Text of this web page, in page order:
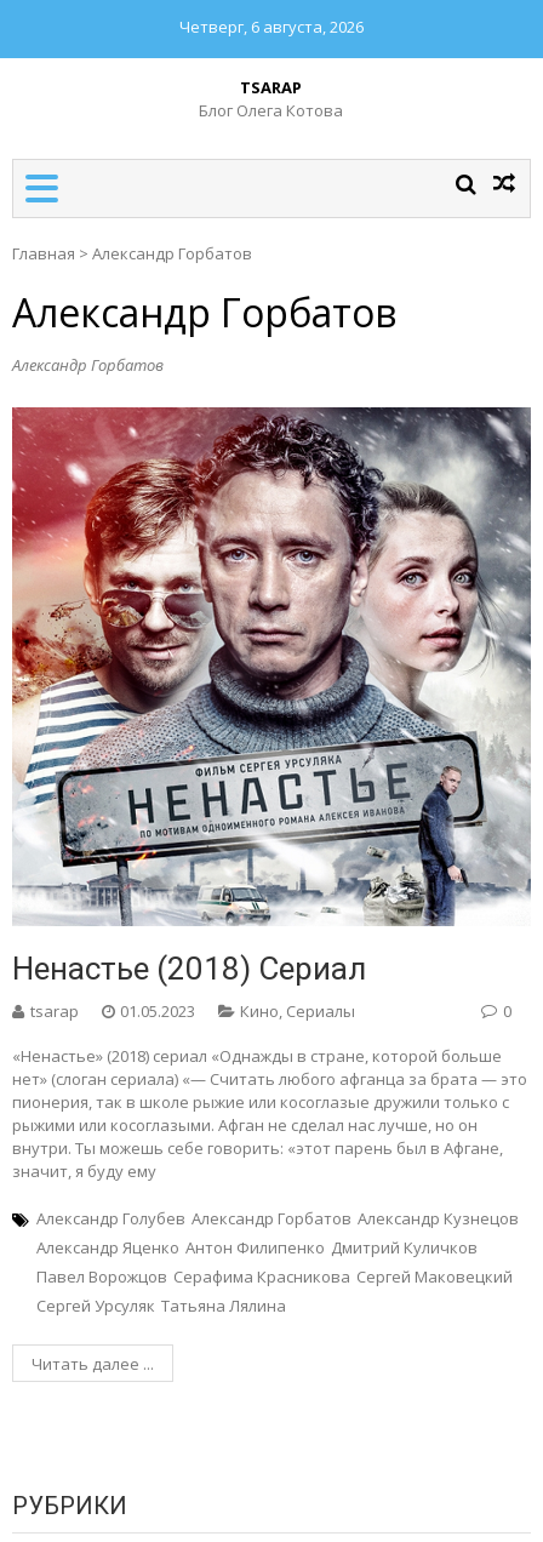
Четверг, 6 августа, 2026
TSARAP
Блог Олега Котова
Главная > Александр Горбатов
Александр Горбатов
Александр Горбатов
Ненастье (2018) Сериал
tsarap 01.05.2023 Кино, Сериалы 0
«Ненастье» (2018) сериал «Однажды в стране, которой больше
нет» (слоган сериала) «— Считать любого афганца за брата — это
пионерия, так в школе рыжие или косоглазые дружили только с
рыжими или косоглазыми. Афган не сделал нас лучше, но он
внутри. Ты можешь себе говорить: «этот парень был в Афгане,
значит, я буду ему
Александр Голубев Александр Горбатов Александр Кузнецов
Александр Яценко Антон Филипенко Дмитрий Куличков
Павел Ворожцов Серафима Красникова Сергей Маковецкий
Сергей Урсуляк Татьяна Лялина
Читать далее ...
РУБРИКИ